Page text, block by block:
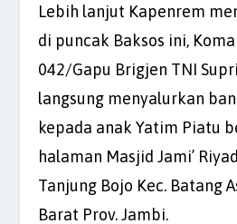
Lebih lanjut Kapenrem
di puncak Baksos ini,
042/Gapu Brigjen TNI
langsung menyalurkan
kepada anak Yatim Piatu
halaman Masjid Jami’
Tanjung Bojo Kec. Batang
Barat Prov. Jambi.